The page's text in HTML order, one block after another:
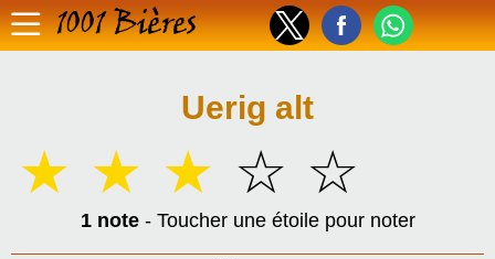
1001 Bières
Uerig alt
☆
☆
☆
☆
☆
1 note- Toucher une étoile pour noter